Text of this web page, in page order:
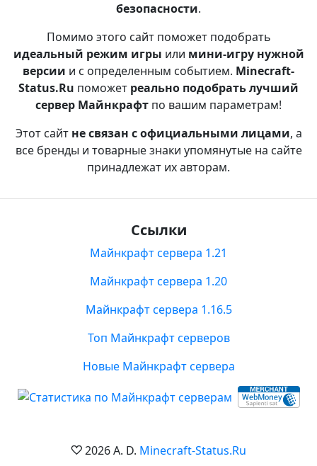
безопасности.
Помимо этого сайт поможет подобрать
идеальный режим игры или мини-игру нужной
версии и с определенным событием. Minecraft-
Status.Ru поможет реально подобрать лучший
сервер Майнкрафт по вашим параметрам!
Этот сайт не связан с официальными лицами, а
все бренды и товарные знаки упомянутые на сайте
принадлежат их авторам.
Ссылки
Майнкрафт сервера 1.21
Майнкрафт сервера 1.20
Майнкрафт сервера 1.16.5
Топ Майнкрафт серверов
Новые Майнкрафт сервера
2026 A. D. Minecraft-Status.Ru